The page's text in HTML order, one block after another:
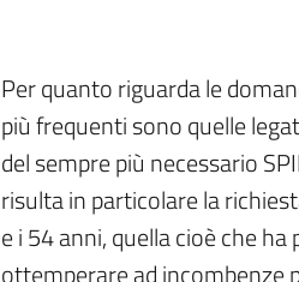
Per quanto riguarda le
più frequenti sono quelle
del sempre più necessario
risulta in particolare la
e i 54 anni, quella cioè che
ottemperare ad incombenze